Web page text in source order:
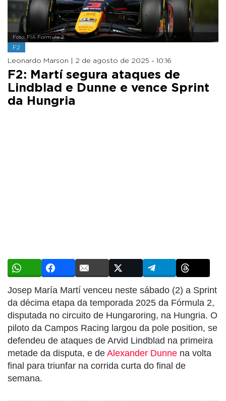
Foto: FIA Formula 2
F2
Leonardo Marson | 2 de agosto de 2025 - 10:16
F2: Martí segura ataques de
Lindblad e Dunne e vence Sprint
da Hungria
Josep María Martí venceu neste sábado (2) a Sprint
da décima etapa da temporada 2025 da Fórmula 2,
disputada no circuito de Hungaroring, na Hungria. O
piloto da Campos Racing largou da pole position, se
defendeu de ataques de Arvid Lindblad na primeira
metade da disputa, e de Alexander Dunne na volta
final para triunfar na corrida curta do final de
semana.